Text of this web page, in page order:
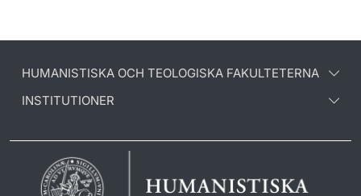
HUMANISTISKA OCH TEOLOGISKA FAKULTETERNA
INSTITUTIONER